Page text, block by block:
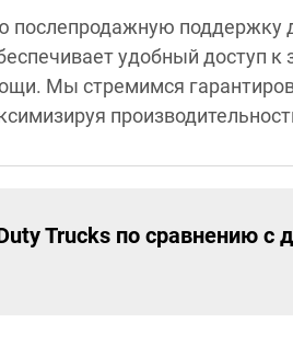
поддержку
удобный доступ
Мы стремимся
Trucks по сравнению с